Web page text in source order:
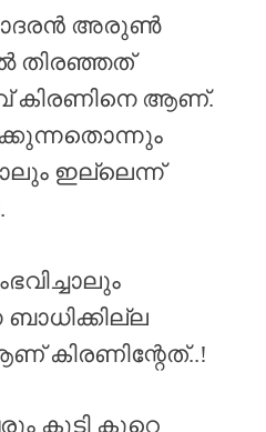
അരുൺ
തിരഞ്ഞത്
കിരണിനെ ആണ്.
ഇല്ലെന്ന്
കിരണിന്റേത്..!
കൂടി കുറെ